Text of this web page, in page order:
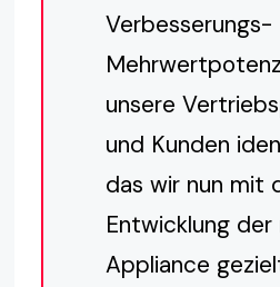
Verbesserungs-
unsere
und Kunden
das wir nun mit
Entwicklung der
Appliance